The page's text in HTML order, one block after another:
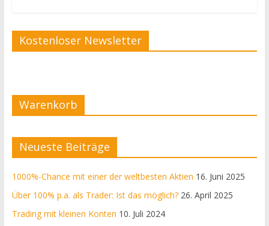
Kostenloser Newsletter
Warenkorb
Neueste Beiträge
1000%-Chance mit einer der weltbesten Aktien 16. Juni 2025
Über 100% p.a. als Trader: Ist das möglich? 26. April 2025
Trading mit kleinen Konten 10. Juli 2024